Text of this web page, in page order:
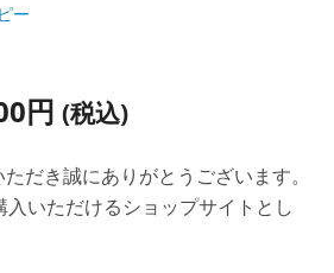
ー
円 (税込)
だき誠にありがとうございます。
いただけるショップサイトとし